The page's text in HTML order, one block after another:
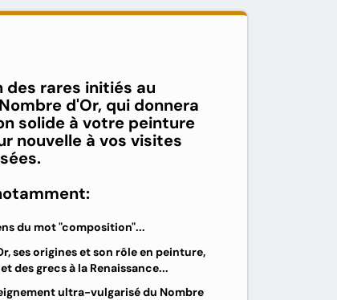
des rares initiés au
d'Or, qui donnera
solide à votre peinture
nouvelle à vos visites
du mot "composition"...
ses origines et son rôle en peinture,
des grecs à la Renaissance...
ultra-vulgarisé du Nombre